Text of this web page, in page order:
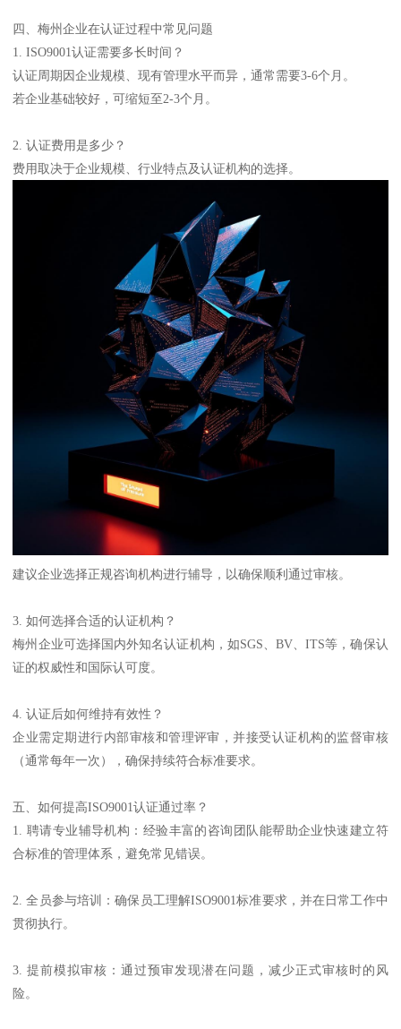
四、梅州企业在认证过程中常见问题
1. ISO9001认证需要多长时间？
认证周期因企业规模、现有管理水平而异，通常需要3-6个月。
若企业基础较好，可缩短至2-3个月。
2. 认证费用是多少？
费用取决于企业规模、行业特点及认证机构的选择。
建议企业选择正规咨询机构进行辅导，以确保顺利通过审核。
3. 如何选择合适的认证机构？
梅州企业可选择国内外知名认证机构，如SGS、BV、ITS等，确保认
证的权威性和国际认可度。
4. 认证后如何维持有效性？
企业需定期进行内部审核和管理评审，并接受认证机构的监督审核
（通常每年一次），确保持续符合标准要求。
五、如何提高ISO9001认证通过率？
1. 聘请专业辅导机构：经验丰富的咨询团队能帮助企业快速建立符
合标准的管理体系，避免常见错误。
2. 全员参与培训：确保员工理解ISO9001标准要求，并在日常工作中
贯彻执行。
3. 提前模拟审核：通过预审发现潜在问题，减少正式审核时的风
险。